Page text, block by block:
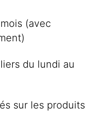
(avec
du lundi au
sur les produits